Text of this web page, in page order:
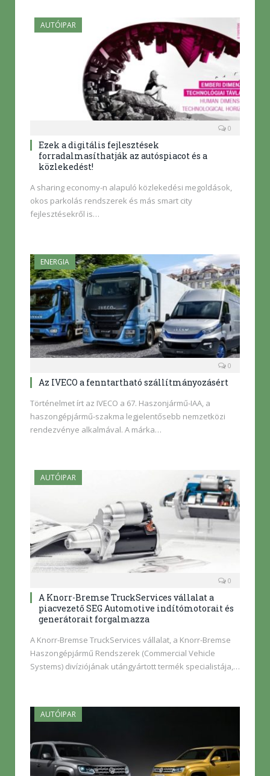
AUTÓIPAR
0
Ezek a digitális fejlesztések
forradalmasíthatják az autóspiacot és a
közlekedést!
A sharing economy-n alapuló közlekedési megoldások,
okos parkolás rendszerek és más smart city
fejlesztésekről is…
ENERGIA
0
Az IVECO a fenntartható szállítmányozásért
Történelmet írt az IVECO a 67. Haszonjármű-IAA, a
haszongépjármű-szakma legjelentősebb nemzetközi
rendezvénye alkalmával. A márka…
AUTÓIPAR
0
A Knorr-Bremse TruckServices vállalat a
piacvezető SEG Automotive indítómotorait és
generátorait forgalmazza
A Knorr-Bremse TruckServices vállalat, a Knorr-Bremse
Haszongépjármű Rendszerek (Commercial Vehicle
Systems) divíziójának utángyártott termék specialistája,…
AUTÓIPAR